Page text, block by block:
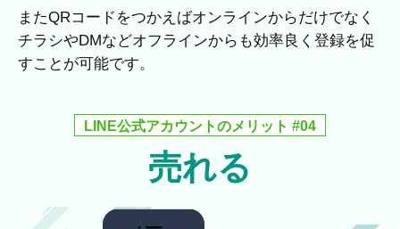
またQRコードをつかえばオンラインからだけでなく
チラシやDMなどオフラインからも効率良く登録を促
すことが可能です。
LINE公式アカウントのメリット #04
売れる